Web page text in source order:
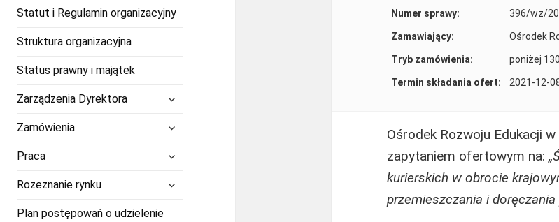
białym zółtym
Statut i Regulamin organizacyjny
Struktura organizacyjna
Status prawny i majątek
Zarządzenia Dyrektora
rozwiń
menu
Zamówienia
Praca
Rozeznanie rynkurozwiń
menu
potomne
Plan postępowań o udzielenie
Numer sprawy: 396/wz/
Zamawiający: Ośrodek
Tryb zamówienia: poniżej
Termin składania ofert: 2021-12-
Ośrodek Rozwoju Edukacji
zapytaniem ofertowym na:
kurierskich w obrocie
przemieszczania i